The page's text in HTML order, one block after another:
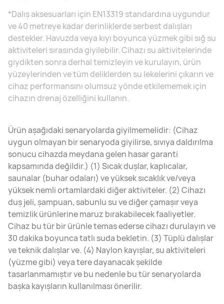
*Dalış aksesuarları için EN13319 standardına uygundur
ve 40 metreye kadar derinliklerde serbest dalışları
destekler. Havuzda veya kıyı boyunca yüzmek gibi sığ su
aktiviteleri sırasında giyilebilir. Cihazı su aktivitelerinde
giydikten sonra derhal temizleyin ve kurulayın, ürün
yüzeylerinden ve tüm deliklerden su lekelerini çıkarın ve
cihaz performansını olumsuz yönde etkilememek için
cihazın drenaj özelliğini kullanın.
Ürün aşağıdaki senaryolarda giyilmemelidir: (Cihaz
uygun olmayan bir senaryoda giyilirse, sıvıya daldırılma
sonucu cihazda meydana gelen hasar garanti
kapsamında değildir.) (1) Sıcak duşlar, kaplıcalar,
saunalar (buhar odaları) ve yüksek sıcaklık ve/veya
yüksek nemli ortamlardaki diğer aktiviteler. (2) Cihazı
duş jeli, şampuan, sabunlu su ve diğer çamaşır veya
temizlik ürünlerine maruz bırakabilecek faaliyetler.
Cihaz bu tür bir ürünle temas ederse cihazı durulayın ve
30 dakika boyunca tatlı suda bekletin. (3) Tüplü dalışlar
ve teknik dalışlar ve. (4) Naylon kayışlar, su aktiviteleri
(yüzme gibi) veya tere dayanacak şekilde
tasarlanmamıştır ve bu nedenle bu tür senaryolarda
başka kayışların kullanılması önerilir.